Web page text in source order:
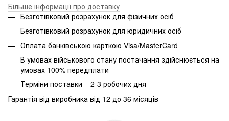
Більше інформації про доставку
Безготівковий розрахунок для фізичних осіб
Безготівковий розрахунок для юридичних осіб
Оплата банківською карткою Visa/MasterCard
В умовах військового стану постачання здійснюється на
умовах 100% передплати
Терміни поставки – 2-3 робочих дня
Гарантія від виробника від 12 до 36 місяців